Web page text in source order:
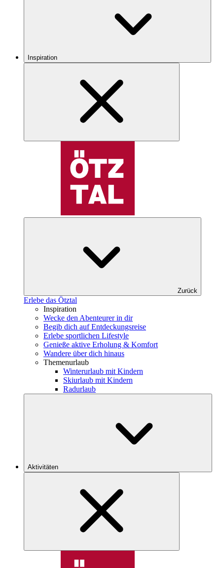
Inspiration
Zurück
Erlebe das Ötztal
Inspiration
Wecke den Abenteurer in dir
Begib dich auf Entdeckungsreise
Erlebe sportlichen Lifestyle
Genieße aktive Erholung & Komfort
Wandere über dich hinaus
Themenurlaub
Winterurlaub mit Kindern
Skiurlaub mit Kindern
Radurlaub
Aktivitäten